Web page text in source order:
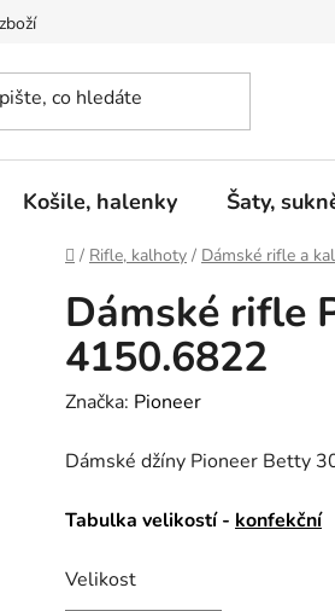
Košile, halenky Šaty,
Domů
/ Rifle, kalhoty / Dámské rifle a
Dámské rifle
4150.6822
Značka: Pioneer
Dámské džíny Pioneer Betty
Tabulka velikostí - konfekční
Velikost